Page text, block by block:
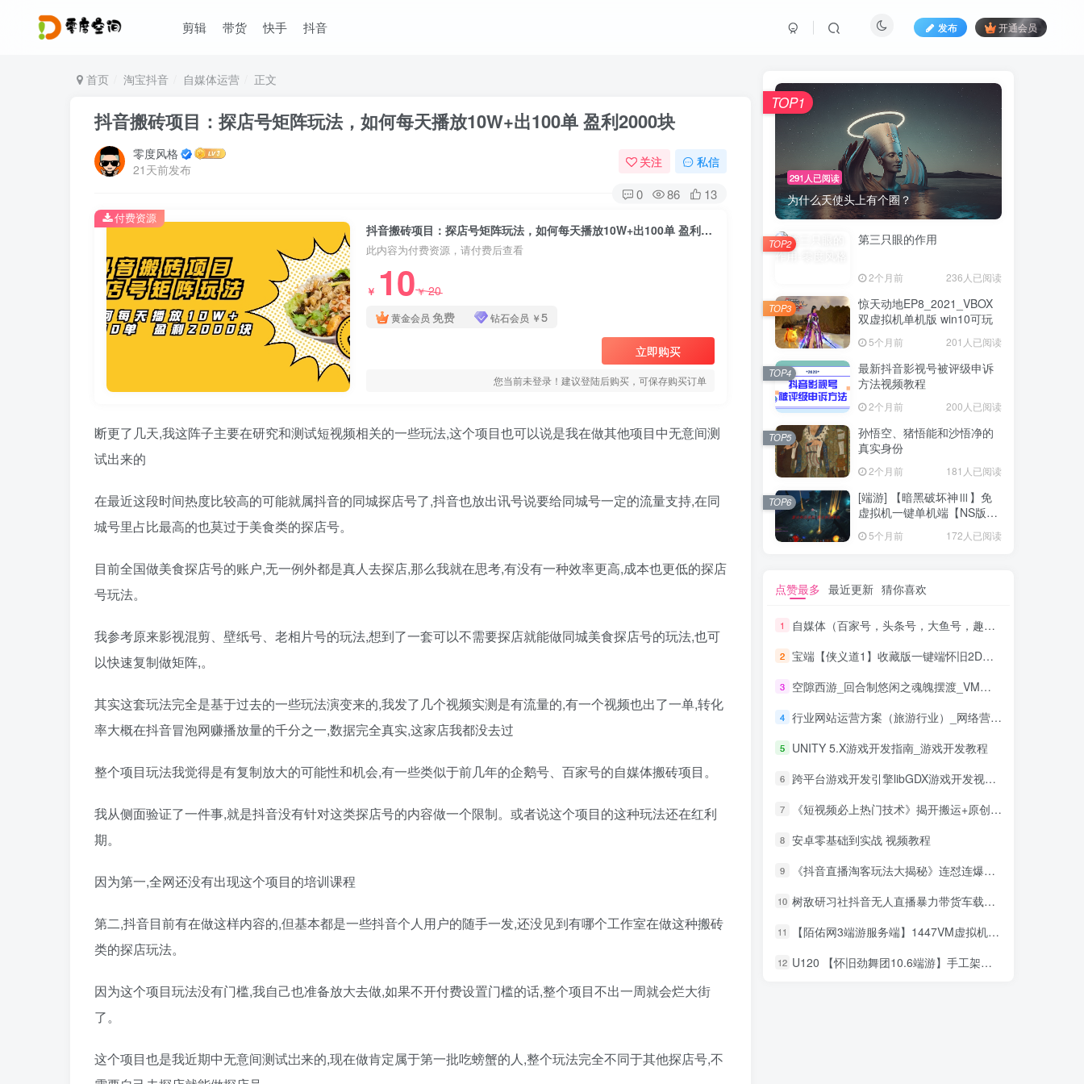
剪辑 带货 快手 抖音 发布 开通会员
首页 淘宝抖音 自媒体运营 正文
抖音搬砖项目：探店号矩阵玩法，如何每天播放10W+出100单 盈利2000块
零度风格
21天前发布
关注 私信
0 86 13
抖音搬砖项目：探店号矩阵玩法，如何每天播放10W+出100单 盈利2000块
此内容为付费资源，请付费后查看
￥ 10￥20
黄金会员 免费 钻石会员 ￥5
立即购买
您当前未登录！建议登陆后购买，可保存购买订单
付费资源
断更了几天,我这阵子主要在研究和测试短视频相关的一些玩法,这个项目也可以说是我在做其他项目中无意间测
试出来的
在最近这段时间热度比较高的可能就属抖音的同城探店号了,抖音也放出讯号说要给同城号一定的流量支持,在同
城号里占比最高的也莫过于美食类的探店号。
目前全国做美食探店号的账户,无一例外都是真人去探店,那么我就在思考,有没有一种效率更高,成本也更低的探店
号玩法。
我参考原来影视混剪、壁纸号、老相片号的玩法,想到了一套可以不需要探店就能做同城美食探店号的玩法,也可
以快速复制做矩阵,。
其实这套玩法完全是基于过去的一些玩法演变来的,我发了几个视频实测是有流量的,有一个视频也出了一单,转化
率大概在抖音冒泡网赚播放量的千分之一,数据完全真实,这家店我都没去过
整个项目玩法我觉得是有复制放大的可能性和机会,有一些类似于前几年的企鹅号、百家号的自媒体搬砖项目。
我从侧面验证了一件事,就是抖音没有针对这类探店号的内容做一个限制。或者说这个项目的这种玩法还在红利
期。
因为第一,全网还没有出现这个项目的培训课程
第二,抖音目前有在做这样内容的,但基本都是一些抖音个人用户的随手一发,还没见到有哪个工作室在做这种搬砖
类的探店玩法。
因为这个项目玩法没有门槛,我自己也准备放大去做,如果不开付费设置门槛的话,整个项目不出一周就会烂大街
了。
这个项目也是我近期中无意间测试岀来的,现在做肯定属于第一批吃螃蟹的人,整个玩法完全不同于其他探店号,不
291人已阅读
为什么天使头上有个圈？
TOP1
第三只眼的作用
2个月前 236人已阅读
TOP2
惊天动地EP8_2021_VBOX
双虚拟机单机版 win10可玩
5个月前 201人已阅读
TOP3
最新抖音影视号被评级申诉
方法视频教程
2个月前 200人已阅读
TOP4
孙悟空、猪悟能和沙悟净的
真实身份
2个月前 181人已阅读
TOP5
[端游] 【暗黑破坏神Ⅲ】免
虚拟机一键单机端【NS版
5个月前 172人已阅读
TOP6
点赞最多 最近更新 猜你喜欢
1 自媒体（百家号，头条号，大鱼号，趣头条）从0到1，新手号到收益，批量玩法！
2 宝端【侠义道1】收藏版一键端怀旧2D武侠PC电脑单机游戏 局域网联机
3 空隙西游_回合制悠闲之魂魄摆渡_VM镜像一键端+Linux进修手工端
4 行业网站运营方案（旅游行业）_网络营销教程
5 UNITY 5.X游戏开发指南_游戏开发教程
6 跨平台游戏开发引擎libGDX游戏开发视频_游戏开发教程
7 《短视频必上热门技术》揭开搬运+原创视频的爆品技巧，发一个热一个
8 安卓零基础到实战 视频教程
9 《抖音直播淘客玩法大揭秘》连怼连爆，高权重起号，圈内人必看
10 树敌‮习研‬社抖音无人直播暴力带货车载U盘必出单，单号单日产出300纯利润
11 【陌佑网3端游服务端】1447VM虚拟机镜像160级封神装14职业类型仙界全幅本单机游戏一键安装客户端
12 U120 【怀旧劲舞团10.6端游】手工架设怀旧劲舞团服务端带外网搭建教程[内附安装说明]